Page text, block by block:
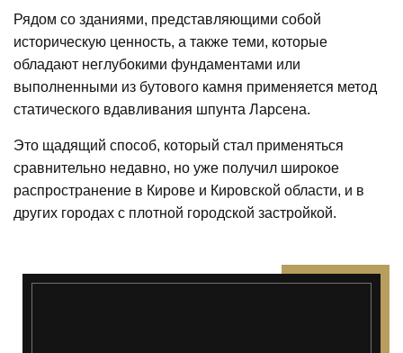
Рядом со зданиями, представляющими собой
историческую ценность, а также теми, которые
обладают неглубокими фундаментами или
выполненными из бутового камня применяется метод
статического вдавливания шпунта Ларсена.
Это щадящий способ, который стал применяться
сравнительно недавно, но уже получил широкое
распространение в Кирове и Кировской области, и в
других городах с плотной городской застройкой.